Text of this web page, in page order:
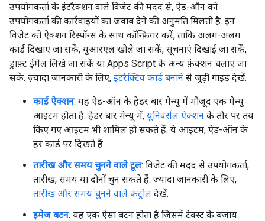
उपयोगकर्ता के इंटरैक्शन वाले विजेट की मदद से, ऐड-ऑन को
उपयोगकर्ता की कार्रवाइयों का जवाब देने की अनुमति मिलती है. इन
विजेट को ऐक्शन रिस्पॉन्स के साथ कॉन्फ़िगर करें, ताकि अलग-अलग
कार्ड दिखाए जा सकें, यूआरएल खोले जा सकें, सूचनाएं दिखाई जा सकें,
ड्राफ़्ट ईमेल लिखे जा सकें या Apps Script के अन्य फ़ंक्शन चलाए जा
सकें. ज़्यादा जानकारी के लिए, इंटरैक्टिव कार्ड बनाने से जुड़ी गाइड देखें.
कार्ड ऐक्शन: यह ऐड-ऑन के हेडर बार मेन्यू में मौजूद एक मेन्यू
आइटम होता है. हेडर बार मेन्यू में, यूनिवर्सल ऐक्शन के तौर पर तय
किए गए आइटम भी शामिल हो सकते हैं. ये आइटम, ऐड-ऑन के
हर कार्ड पर दिखते हैं.
तारीख और समय चुनने वाले टूल: विजेट की मदद से उपयोगकर्ता,
तारीख, समय या दोनों चुन सकते हैं. ज़्यादा जानकारी के लिए,
तारीख और समय चुनने वाले कंट्रोल देखें.
इमेज बटन: यह एक ऐसा बटन होता है जिसमें टेक्स्ट के बजाय